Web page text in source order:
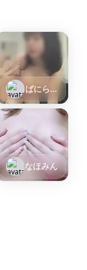
ばにら☆
ﾐ
なほみん